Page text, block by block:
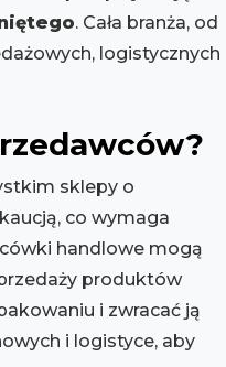
. Cała branża, od
logistycznych
sklepy o
co wymaga
handlowe mogą
produktów
i zwracać ją
i logistyce, aby